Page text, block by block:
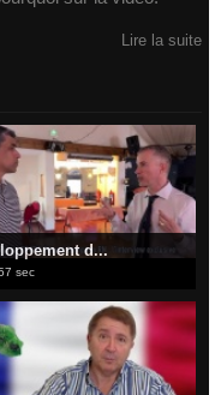
Lire la suite
d...
sec